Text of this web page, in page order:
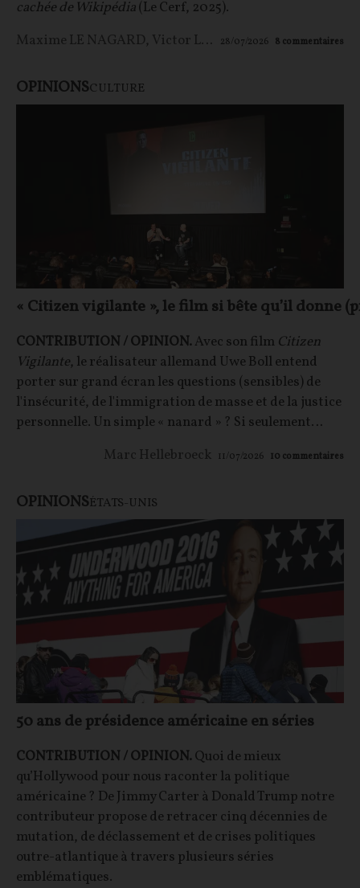
cachée de Wikipédia(Le Cerf, 2025).
Maxime LE NAGARD, Victor Lefebvre 28/07/2026 8 commentaires
OPINIONSCULTURE
« Citizen vigilante », le film si bête qu’il donne
CONTRIBUTION / OPINION.Avec son film Citizen
Vigilante, le réalisateur allemand Uwe Boll entend
porter sur grand écran les questions (sensibles) de
l'insécurité, de l'immigration de masse et de la justice
personnelle. Un simple « nanard » ? Si seulement…
Marc Hellebroeck 11/07/2026 10 commentaires
OPINIONSÉTATS-UNIS
50 ans de présidence américaine en séries
CONTRIBUTION / OPINION.Quoi de mieux
qu’Hollywood pour nous raconter la politique
américaine ? De Jimmy Carter à Donald Trump notre
contributeur propose de retracer cinq décennies de
mutation, de déclassement et de crises politiques
outre-atlantique à travers plusieurs séries
emblématiques.